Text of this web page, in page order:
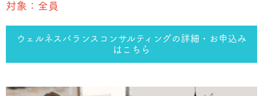
対象：全員
ウェルネスバランスコンサルティングの詳細・お申込み
はこちら